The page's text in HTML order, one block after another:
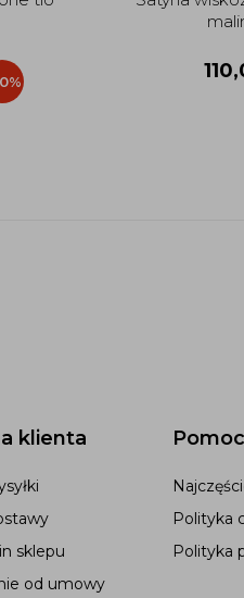
klienta
sklepu
od umowy
Pomoc
Polityka
Polityka